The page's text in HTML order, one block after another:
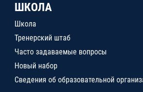
ШКОЛА
Школа
Тренерский штаб
Часто задаваемые вопросы
Новый набор
Сведения об образовательной